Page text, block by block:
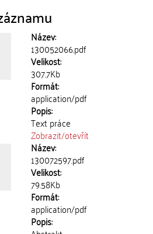
Název:
130052066.pdf
Velikost:
307.7Kb
Formát:
application/pdf
Popis:
Text práce
Zobrazit/otevřít
Název:
130072597.pdf
Velikost:
79.58Kb
Formát:
application/pdf
Popis: